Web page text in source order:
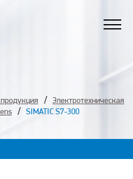
Электротехническая
SIMATIC S7-300